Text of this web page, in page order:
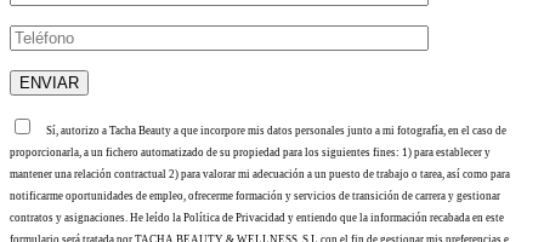
Sí, autorizo a Tacha Beauty a que incorpore mis datos personales junto a mi fotografía, en el caso de
proporcionarla, a un fichero automatizado de su propiedad para los siguientes fines: 1) para establecer y
mantener una relación contractual 2) para valorar mi adecuación a un puesto de trabajo o tarea, así como para
notificarme oportunidades de empleo, ofrecerme formación y servicios de transición de carrera y gestionar
contratos y asignaciones. He leído la Política de Privacidad y entiendo que la información recabada en este
formulario será tratada por TACHA BEAUTY & WELLNESS, S.L con el fin de gestionar mis preferencias e